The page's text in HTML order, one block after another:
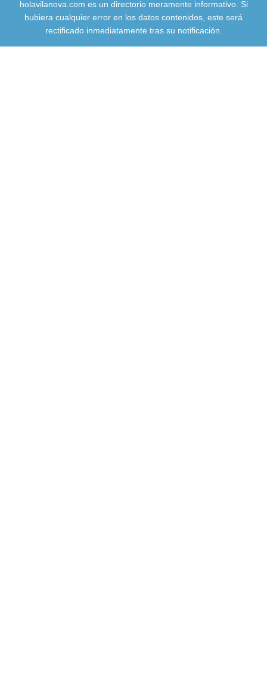
holavilanova.com es un directorio meramente informativo. Si
hubiera cualquier error en los datos contenidos, este será
rectificado inmediatamente tras su notificación.